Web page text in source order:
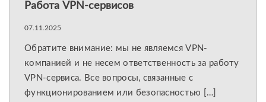
Работа VPN-сервисов
07.11.2025
Обратите внимание: мы не являемся VPN-
компанией и не несем ответственность за работу
VPN-сервиса. Все вопросы, связанные с
функционированием или безопасностью […]